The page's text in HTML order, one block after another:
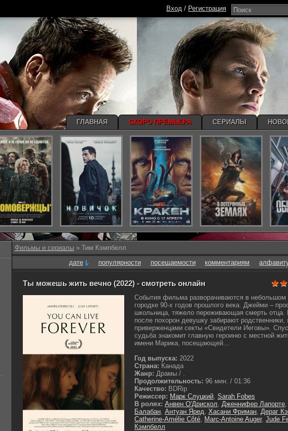
Фильмы и сериалы » Тим Кэмпбелл
дате
популярности посещаемости комментариям
Ты можешь жить вечно (2022) - смотреть онлайн
События фильма разворачиваются в небольшом
городке 90-х годов прошлого века. Джейми –
школьница, тяжело переживающая смерть отца.
после похорон девушку забирают
приверженцами секты «Свидетели Иеговы».
судьба знакомит главную героиню с местной
имени Марика, посещающей...
Год выпуска: 2022
Страна: Канада
Жанр: Драмы / .
Продолжительность: 96 мин. / 01:36
Качество: BDRip
Режиссер: Марк Слуцкий, Sarah Fobes
В ролях: Анвен О'Дрискол, Дженнифер Лапорте,
Балабан, Антуан Яред, Хасани Фриман, Дераг
Catherine-Amélie Côté, Marc-Antoine Auger, Jude
Кэмпбелл
Вход / Регистрация
ГЛАВНАЯ СКОРО ПРЕМЬЕРА СЕРИАЛЫ